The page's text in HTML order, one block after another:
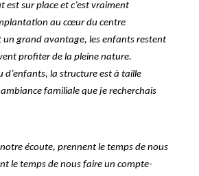
est sur place et c’est vraiment
au cœur du centre
un grand avantage, les enfants restent
profiter de la pleine nature.
d’enfants, la structure est à taille
familiale que je recherchais
écoute, prennent le temps de nous
le temps de nous faire un compte-